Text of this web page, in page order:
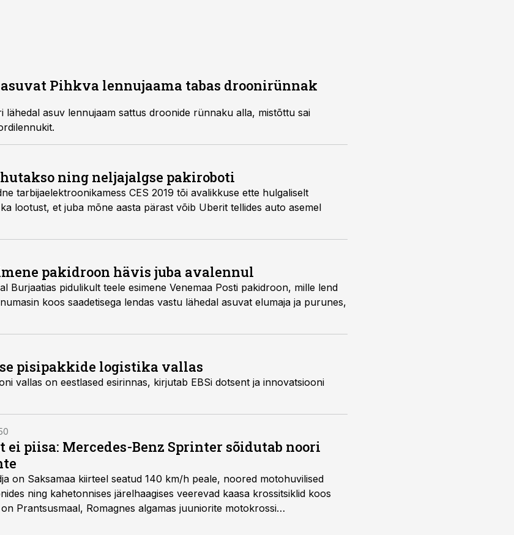
Pihkva lennujaama tabas droonirünnak
lähedal asuv lennujaam sattus droonide rünnaku alla, mistõttu sai
ning neljajalgse pakiroboti
tarbijaelektroonikamess CES 2019 tõi avalikkuse ette hulgaliselt
lootust, et juba mõne aasta pärast võib Uberit tellides auto asemel
pakidroon hävis juba avalennul
Burjaatias pidulikult teele esimene Venemaa Posti pakidroon, mille lend
koos saadetisega lendas vastu lähedal asuvat elumaja ja purunes,
pisipakkide logistika vallas
vallas on eestlased esirinnas, kirjutab EBSi dotsent ja innovatsiooni
piisa: Mercedes-Benz Sprinter sõidutab noori
on Saksamaa kiirteel seatud 140 km/h peale, noored motohuvilised
ning kahetonnises järelhaagises veerevad kaasa krossitsiklid koos
Prantsusmaal, Romagnes algamas juuniorite motokrossi